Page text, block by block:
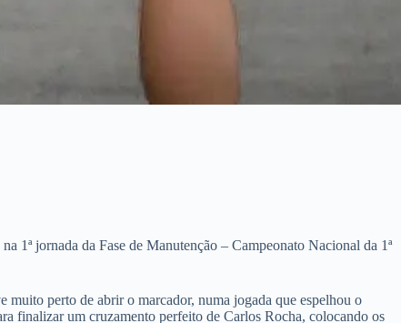
1ª jornada da Fase de Manutenção – Campeonato Nacional da 1ª
perto de abrir o marcador, numa jogada que espelhou o
finalizar um cruzamento perfeito de Carlos Rocha, colocando os